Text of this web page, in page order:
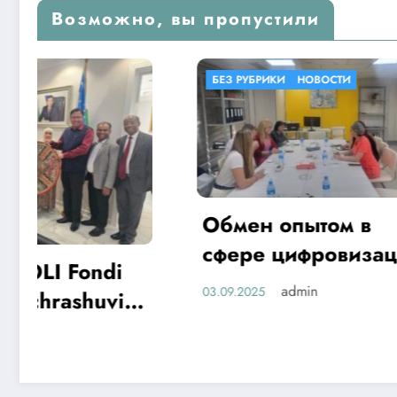
Возможно, вы пропустили
БЕЗ РУБРИКИ НОВОСТИ
Обмен опытом в
сфере цифровизации
здравоохранения
03.09.2025 admin
БЕЗ